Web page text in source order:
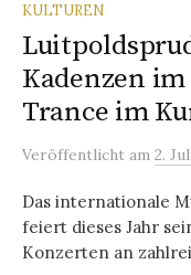
KULTUREN
Kadenzen
Trance im
Veröffentlicht am 2.
Das internationale
feiert dieses Jahr
Konzerten an